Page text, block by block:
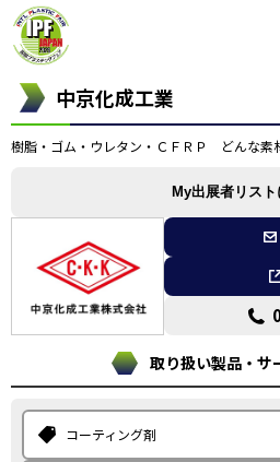
中京化成工業
樹脂・ゴム・ウレタン・ＣＦＲＰ どんな素
My出展者リスト
取り扱い製品・サ
コーティング剤